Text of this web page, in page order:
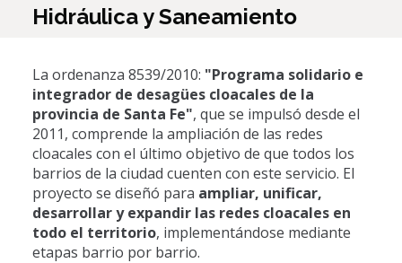
Hidráulica y Saneamiento
La ordenanza 8539/2010: "Programa solidario e
integrador de desagües cloacales de la
provincia de Santa Fe", que se impulsó desde el
2011, comprende la ampliación de las redes
cloacales con el último objetivo de que todos los
barrios de la ciudad cuenten con este servicio. El
proyecto se diseñó para ampliar, unificar,
desarrollar y expandir las redes cloacales en
todo el territorio, implementándose mediante
etapas barrio por barrio.